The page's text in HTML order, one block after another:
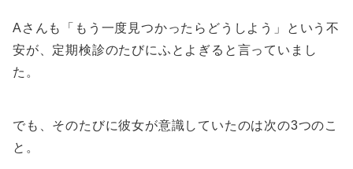
Aさんも「もう一度見つかったらどうしよう」という不
安が、定期検診のたびにふとよぎると言っていまし
た。
でも、そのたびに彼女が意識していたのは次の3つのこ
と。